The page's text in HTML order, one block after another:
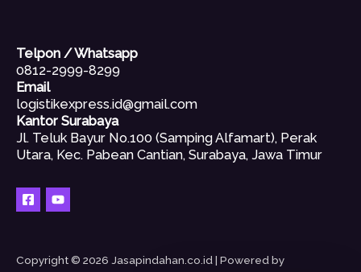
Telpon / Whatsapp
0812-2999-8299
Email
logistikexpress.id@gmail.com
Kantor Surabaya
Jl. Teluk Bayur No.100 (Samping Alfamart), Perak
Utara, Kec. Pabean Cantian, Surabaya, Jawa Timur
Copyright © 2026 Jasapindahan.co.id | Powered by